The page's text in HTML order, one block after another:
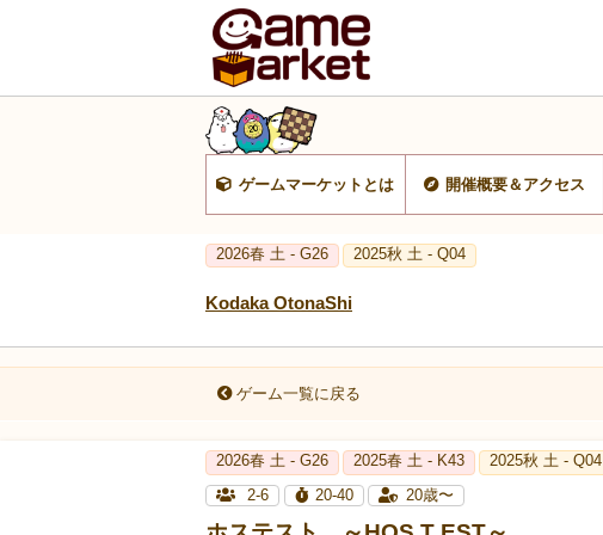
ゲームマーケットとは 開催概要＆アクセス
2026春 土 - G26 2025秋 土 - Q04
Kodaka OtonaShi
ゲーム一覧に戻る
2026春 土 - G26 2025春 土 - K43 2025秋 土 - Q04
2-6
20-40 20歳〜